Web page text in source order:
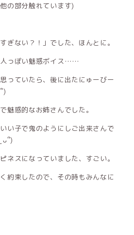
の部分触れています)
ぎない？！」でした、ほんとに。
っぽい魅惑ボイス……
っていたら、後に出たにゅーびー
魅惑的なお姉さんでした。
い子で鬼のようにしご出来さんで
ᴗ՞)
ネスになっていました、すごい。
約束したので、その時もみんなに